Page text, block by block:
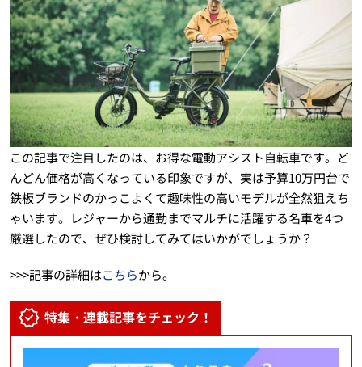
この記事で注目したのは、お得な電動アシスト自転車です。ど
んどん価格が高くなっている印象ですが、実は予算10万円台で
鉄板ブランドのかっこよくて趣味性の高いモデルが全然狙えち
ゃいます。レジャーから通勤までマルチに活躍する名車を4つ
厳選したので、ぜひ検討してみてはいかがでしょうか？
>>>記事の詳細はこちらから。
特集・連載記事をチェック！